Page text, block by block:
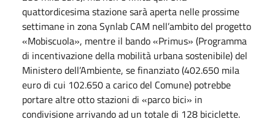
quattordicesima stazione sarà aperta nelle prossime
settimane in zona Synlab CAM nell’ambito del progetto
«Mobiscuola», mentre il bando «Primus» (Programma
di incentivazione della mobilità urbana sostenibile) del
Ministero dell’Ambiente, se finanziato (402.650 mila
euro di cui 102.650 a carico del Comune) potrebbe
portare altre otto stazioni di «parco bici» in
condivisione arrivando ad un totale di 128 biciclette.